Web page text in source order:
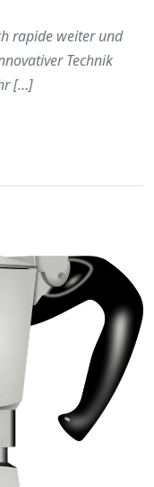
rapide weiter und
Technik
[…]